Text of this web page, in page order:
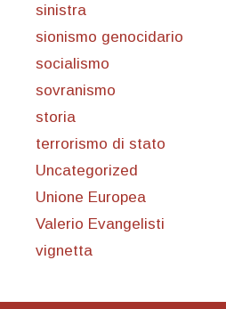
sinistra
sionismo genocidario
socialismo
sovranismo
storia
terrorismo di stato
Uncategorized
Unione Europea
Valerio Evangelisti
vignetta